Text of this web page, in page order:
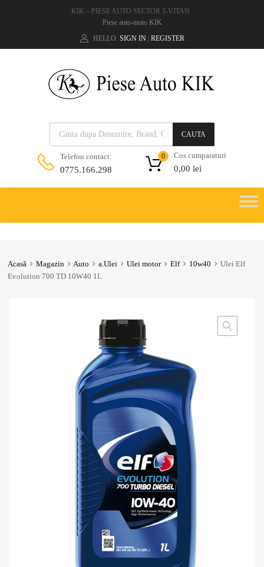
KIK – PIESE AUTO SECTOR 3-VITAN
Piese auto-moto KIK
HELLO. SIGN IN | REGISTER
CAUTA
Telefon contact:
0775.166.298
Cos cumparaturi
0,00 lei
0
Acasă Magazin Auto a.Ulei Ulei motor Elf 10w40
Ulei Elf
Evolution 700 TD 10W40 1L